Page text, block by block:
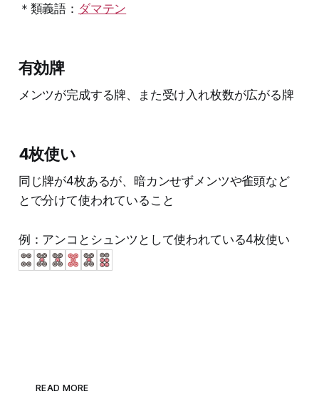
＊類義語： ダマテン
有効牌
メンツが完成する牌、また受け入れ枚数が広がる牌
4枚使い
同じ牌が4枚あるが、暗カンせずメンツや雀頭など
とで分けて使われていること
例：アンコとシュンツとして使われている4枚使い
READ MORE